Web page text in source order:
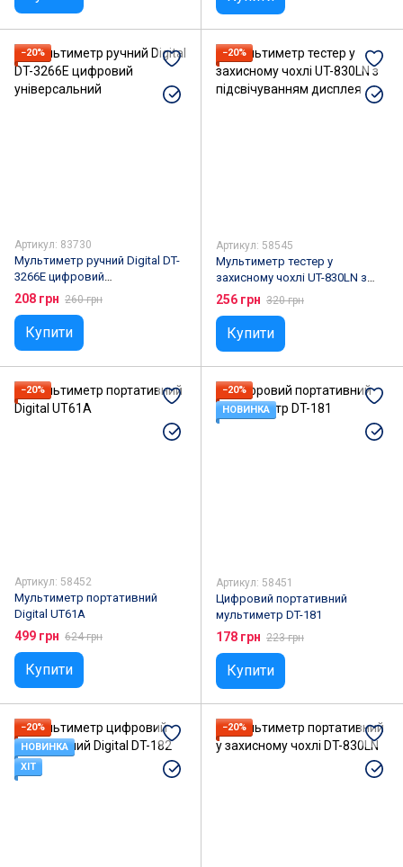
−20%
Артикул: 83730
Мультиметр ручний Digital DT-
3266E цифровий
універсальний
208 грн 260 грн
Купити
−20%
Артикул: 58545
Мультиметр тестер у
захисному чохлі UT-830LN з
підсвічуванням дисплея
256 грн 320 грн
Купити
−20%
Артикул: 58452
Мультиметр портативний
Digital UT61A
499 грн 624 грн
Купити
−20%
НОВИНКА
Артикул: 58451
Цифровий портативний
мультиметр DT-181
178 грн 223 грн
Купити
−20%
НОВИНКА
ХІТ
−20%